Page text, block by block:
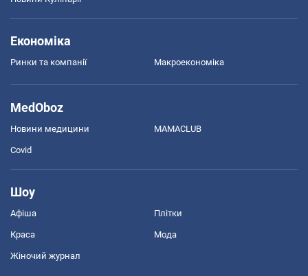
Економіка
Ринки та компанії Макроекономіка
MedOboz
Новини медицини MAMACLUB
Covid
Шоу
Афіша Плітки
Краса Мода
Жіночий журнал